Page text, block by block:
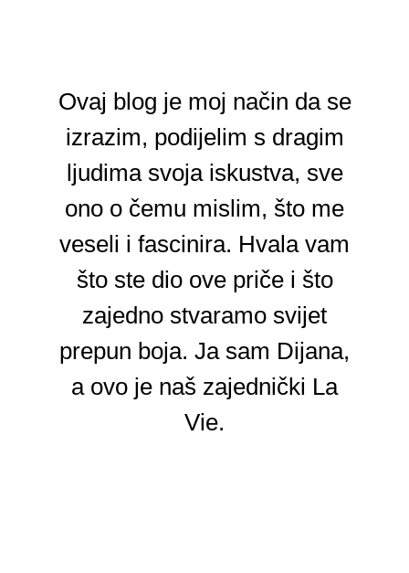
Ovaj blog je moj način da se
izrazim, podijelim s dragim
ljudima svoja iskustva, sve
ono o čemu mislim, što me
veseli i fascinira. Hvala vam
što ste dio ove priče i što
zajedno stvaramo svijet
prepun boja. Ja sam Dijana,
a ovo je naš zajednički La
Vie.